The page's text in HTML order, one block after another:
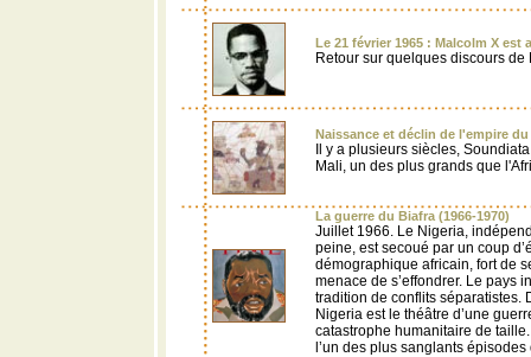
Le 21 février 1965 : Malcolm X est
Retour sur quelques discours
Naissance et déclin de l'empire du
Il y a plusieurs siècles,
Mali, un des plus grands que
La guerre du Biafra (1966-1970)
Juillet 1966. Le Nigeria,
peine, est secoué par un coup
démographique africain, fort de
menace de s’effondrer. Le pays
tradition de conflits séparatistes.
Nigeria est le théâtre d’une
catastrophe humanitaire de
l’un des plus sanglants